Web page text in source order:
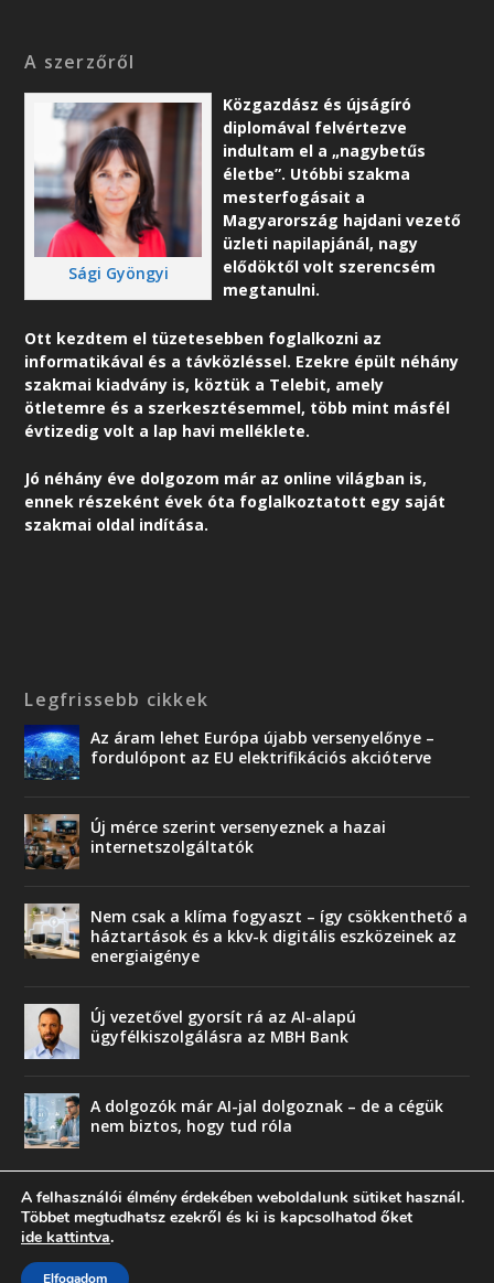
A szerzőről
Sági Gyöngyi
Közgazdász és újságíró
diplomával felvértezve
indultam el a „nagybetűs
életbe”. Utóbbi szakma
mesterfogásait a
Magyarország hajdani vezető
üzleti napilapjánál, nagy
elődöktől volt szerencsém
megtanulni.
Ott kezdtem el tüzetesebben foglalkozni az
informatikával és a távközléssel. Ezekre épült néhány
szakmai kiadvány is, köztük a Telebit, amely
ötletemre és a szerkesztésemmel, több mint másfél
évtizedig volt a lap havi melléklete.
Jó néhány éve dolgozom már az online világban is,
ennek részeként évek óta foglalkoztatott egy saját
szakmai oldal indítása.
Legfrissebb cikkek
Az áram lehet Európa újabb versenyelőnye –
fordulópont az EU elektrifikációs akcióterve
Új mérce szerint versenyeznek a hazai
internetszolgáltatók
Nem csak a klíma fogyaszt – így csökkenthető a
háztartások és a kkv-k digitális eszközeinek az
energiaigénye
Új vezetővel gyorsít rá az AI-alapú
ügyfélkiszolgálásra az MBH Bank
A dolgozók már AI-jal dolgoznak – de a cégük
nem biztos, hogy tud róla
A felhasználói élmény érdekében weboldalunk sütiket használ.
Többet megtudhatsz ezekről és ki is kapcsolhatod őket
ide kattintva.
Elfogadom